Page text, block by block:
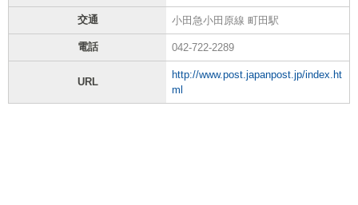
交通 小田急小田原線 町田駅
電話 042-722-2289
URL
http://www.post.japanpost.jp/index.ht
ml